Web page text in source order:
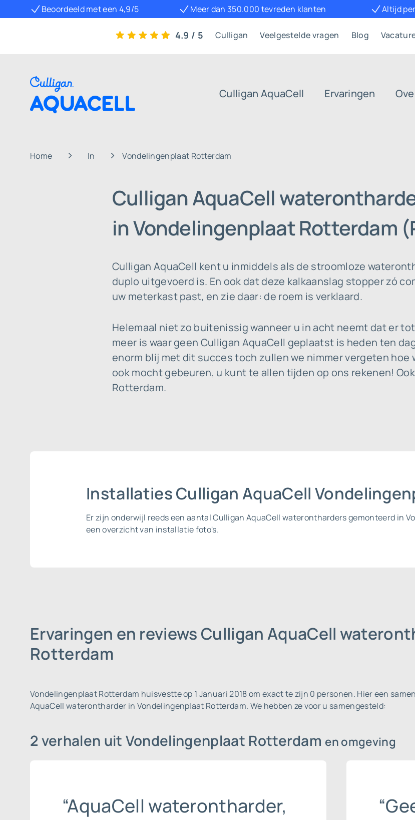
Beoordeeld met een 4,9/5 Meer dan 350.000 tevreden klanten Altijd
4.9 / 5 Culligan Veelgestelde vragen Blog
Culligan AquaCell Ervaringen
Home In Vondelingenplaat Rotterdam
Culligan AquaCell
in Vondelingenplaat Rotterdam
Culligan AquaCell kent u inmiddels als de stroomloze
duplo uitgevoerd is. En ook dat deze kalkaanslag stopper zó
uw meterkast past, en zie daar: de roem is verklaard.
Helemaal niet zo buitenissig wanneer u in acht neemt dat er
meer is waar geen Culligan AquaCell geplaatst is heden ten
enorm blij met dit succes toch zullen we nimmer vergeten hoe
ook mocht gebeuren, u kunt te allen tijden op ons rekenen!
Rotterdam.
Installaties Culligan AquaCell
Er zijn onderwijl reeds een aantal Culligan AquaCell waterontharders gemonteerd in
een overzicht van installatie foto's.
Ervaringen en reviews Culligan AquaCell
Rotterdam
Vondelingenplaat Rotterdam huisvestte op 1 Januari 2018 om exact te zijn 0 personen. Hier een
AquaCell waterontharder in Vondelingenplaat Rotterdam. We hebben ze voor u samengesteld:
2 verhalen uit Vondelingenplaat Rotterdam en omgeving
“AquaCell waterontharder,